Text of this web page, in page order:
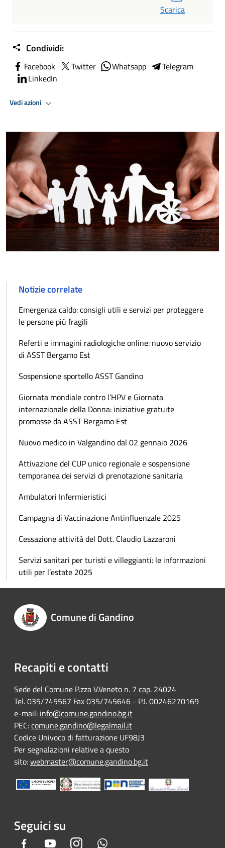
Scarica
Condividi:
Facebook Twitter Whatsapp
Telegram
LinkedIn
Vedi azioni
Notizie correlate
Emergenza caldo: consigli utili e servizi per proteggere
le persone più fragili
Referti e immagini radiologiche online: nuovo servizio
di ASST Bergamo Est
Sospensione sportello ASST Gandino
Giornata mondiale contro l’HPV e Giornata
internazionale della Donna: iniziative gratuite
promosse da ASST Bergamo Est
Nuovo medico in Valgandino dal 02 gennaio 2026
Attivazione del CUP unico regionale e sospensione
temporanea dei servizi di prenotazione sanitaria
Ambulatori Infermieristici
Campagna di Vaccinazione Antinfluenzale 2025
Cessazione attività del Dott. Claudio Lazzaroni
Servizi sanitari per turisti e villeggianti: le informazioni
utili per l’estate 2025
Comune di Gandino
Recapiti e contatti
Sede del Comune P.zza V.Veneto n. 7 cap. 24024
Tel. 035/745567 Fax 035/745646 - P.I. 00246270169
e-mail: info@comune.gandino.bg.it
PEC:comune.gandino@legalmail.it
Codice Univoco di fatturazione UF98J3
Per segnalazioni relative a questo
sito:webmaster@comune.gandino.bg.it
Seguici su
Facebook YoutubeInstagram